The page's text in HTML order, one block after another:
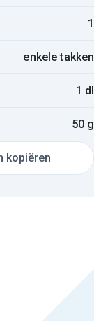
1
enkele takken
1 dl
50 g
kopiëren